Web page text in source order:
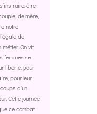
être
de mère,
notre
de
métier. On vit
femmes se
liberté, pour
pour leur
d’un
Cette journée
ce combat